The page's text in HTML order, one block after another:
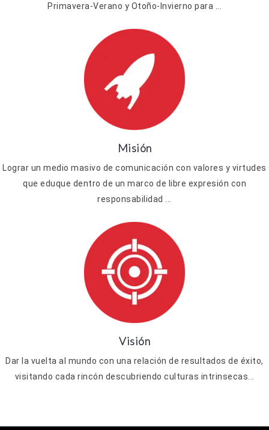
Primavera-Verano y Otoño-Invierno para ...
Misión
Lograr un medio masivo de comunicación con valores y virtudes
que eduque dentro de un marco de libre expresión con
responsabilidad ...
Visión
Dar la vuelta al mundo con una relación de resultados de éxito,
visitando cada rincón descubriendo culturas intrinsecas...